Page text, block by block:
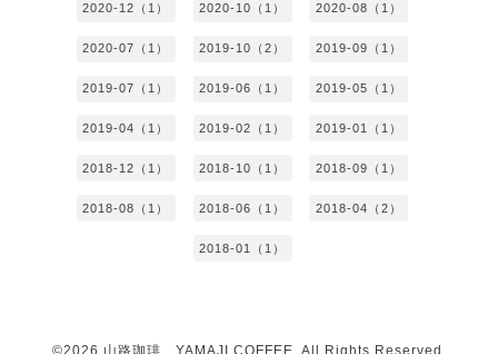
2020-12（1） 2020-10（1） 2020-08（1）
2020-07（1） 2019-10（2） 2019-09（1）
2019-07（1） 2019-06（1） 2019-05（1）
2019-04（1） 2019-02（1） 2019-01（1）
2018-12（1） 2018-10（1） 2018-09（1）
2018-08（1） 2018-06（1） 2018-04（2）
2018-01（1）